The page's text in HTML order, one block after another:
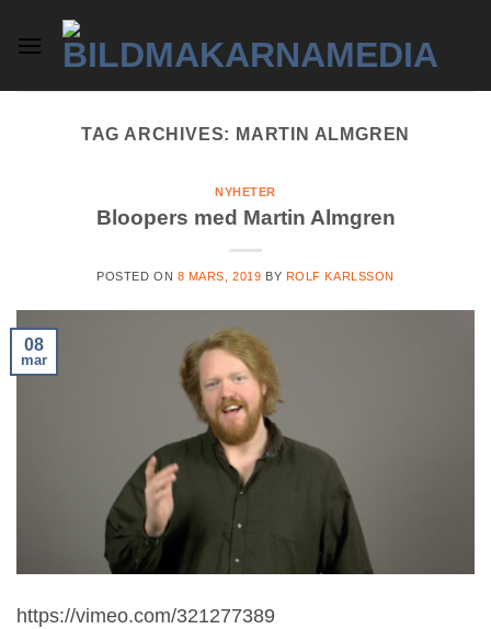
TAG ARCHIVES: MARTIN ALMGREN
NYHETER
Bloopers med Martin Almgren
POSTED ON 8 MARS, 2019 BY ROLF KARLSSON
08
mar
https://vimeo.com/321277389